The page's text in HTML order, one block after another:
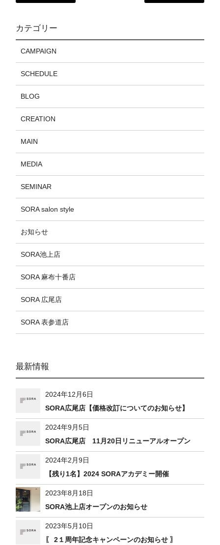
カテゴリー
CAMPAIGN
SCHEDULE
BLOG
CREATION
MAIN
MEDIA
SEMINAR
SORA salon style
お知らせ
SORA池上店
SORA 麻布十番店
SORA 広尾店
SORA 表参道店
最新情報
2024年12月6日
SORA広尾店【価格改訂についてのお知らせ】
2024年9月5日
SORA広尾店 11月20日リニューアルオープン
2024年2月9日
【残り1名】2024 SORAアカデミー開催
2023年8月18日
SORA池上店オープンのお知らせ
2023年5月10日
〖 2１周年記念キャンペーンのお知らせ 〗